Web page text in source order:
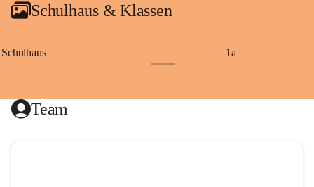
Schulhaus & Klassen
Schulhaus 1a
Team